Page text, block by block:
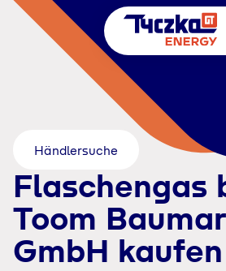
Händlersuche
Flaschengas
Toom
GmbH kaufen